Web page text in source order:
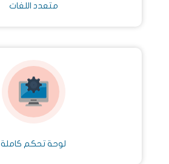
متعدد اللغات
لوحة تحكم كاملة